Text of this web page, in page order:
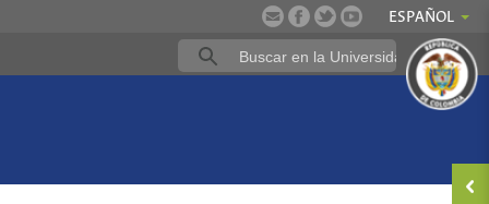
ESPAÑOL